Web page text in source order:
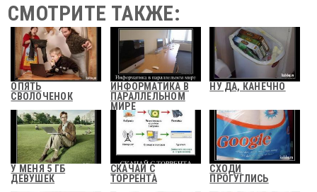
СМОТРИТЕ ТАКЖЕ:
ОПЯТЬ
СВОЛОЧЕНОК
ИНФОРМАТИКА В
ПАРАЛЛЕЛЬНОМ
МИРЕ
НУ ДА, КАНЕЧНО
У МЕНЯ 5 ГБ
ДЕВУШЕК
СКАЧАЙ С
ТОРРЕНТА
СХОДИ
ПРОГУГЛИСЬ